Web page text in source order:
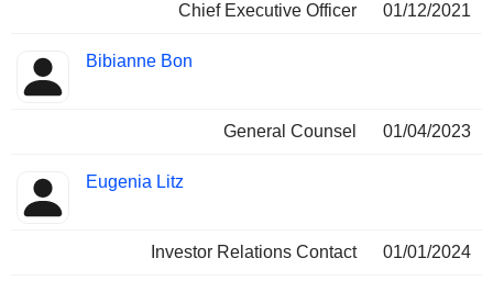
Chief Executive Officer 01/12/2021
Bibianne Bon
General Counsel 01/04/2023
Eugenia Litz
Investor Relations Contact 01/01/2024